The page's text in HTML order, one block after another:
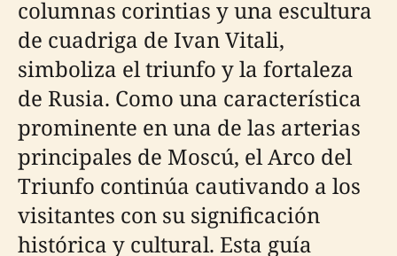
columnas corintias y una escultura
de cuadriga de Ivan Vitali,
simboliza el triunfo y la fortaleza
de Rusia. Como una característica
prominente en una de las arterias
principales de Moscú, el Arco del
Triunfo continúa cautivando a los
visitantes con su significación
histórica y cultural. Esta guía